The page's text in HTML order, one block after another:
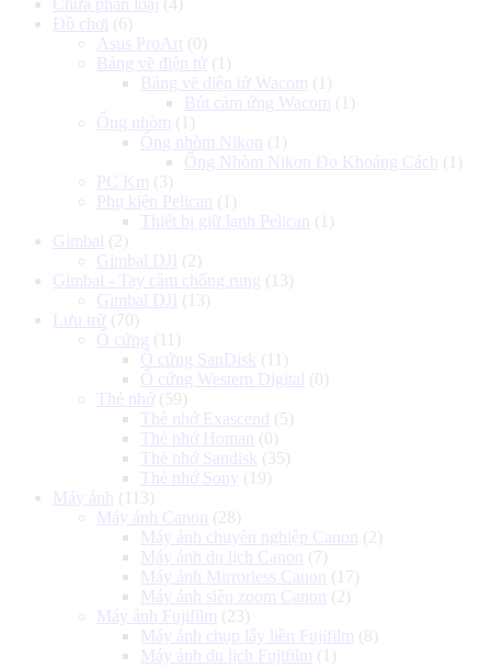
Đồ chơi (6)
Asus ProArt (0)
Bảng vẽ điện tử (1)
Bảng vẽ điện tử Wacom (1)
Bút cảm ứng Wacom (1)
Ống nhòm (1)
Ống nhòm Nikon
(1)
Ống Nhòm Nikon Đo Khoảng Cách
(1)
PC Km (3)
Phụ kiện Pelican
(1)
Thiết bị giữ lạnh Pelican
(1)
Gimbal (2)
Gimbal DJI (2)
Gimbal - Tay cầm chống rung (13)
Gimbal DJI (13)
Lưu trữ (70)
Ổ cứng (11)
Ổ cứng SanDisk (11)
Ổ cứng Western Digital (0)
Thẻ nhớ (59)
Thẻ nhớ Exascend
(5)
Thẻ nhớ Homan
(0)
Thẻ nhớ Sandisk (35)
Thẻ nhớ Sony (19)
Máy ảnh
(113)
Máy ảnh Canon
(28)
Máy ảnh chuyên nghiệp Canon
(2)
Máy ảnh du lịch Canon
(7)
Máy ảnh Mirrorless Canon
(17)
Máy ảnh siêu zoom Canon
(2)
Máy ảnh Fujifilm (23)
Máy ảnh chụp lấy liền Fujifilm (8)
Máy ảnh du lịch Fujifilm (1)